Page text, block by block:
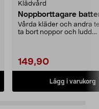
Klädvård
Noppborttagare
Vårda kläder och andra
ta bort noppor och ludd.
149,90
Lägg i varukorg